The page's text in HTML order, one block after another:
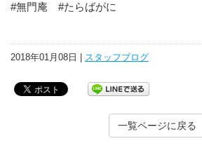
#無門庵 #たらばがに
2018年01月08日 | スタッフブログ
一覧ページに戻る